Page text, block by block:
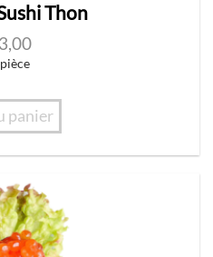
Thon
3,00
panier